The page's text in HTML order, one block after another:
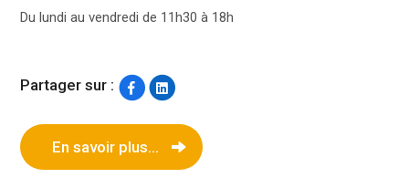
Du lundi au vendredi de 11h30 à 18h
Partager sur :
En savoir plus...